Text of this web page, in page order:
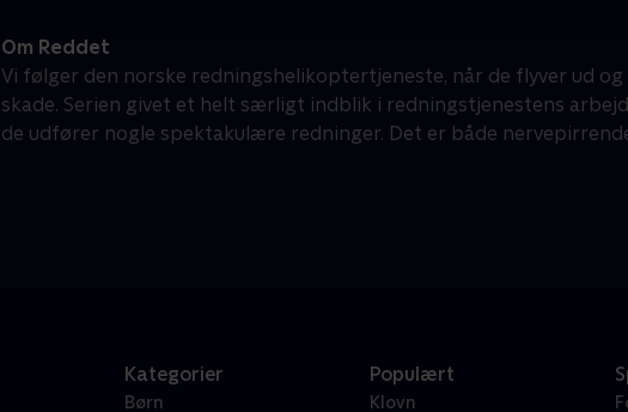
Om Reddet
Vi følger den norske redningshelikoptertjeneste, når de flyver ud
skade. Serien givet et helt særligt indblik i redningstjenestens
de udfører nogle spektakulære redninger. Det er både
Kategorier
Børn
Populært
Klovn